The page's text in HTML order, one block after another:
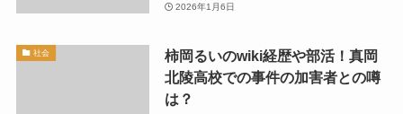
2026年1月6日
社会
柿岡るいのwiki経歴や部活！真岡
北陵高校での事件の加害者との噂
は？